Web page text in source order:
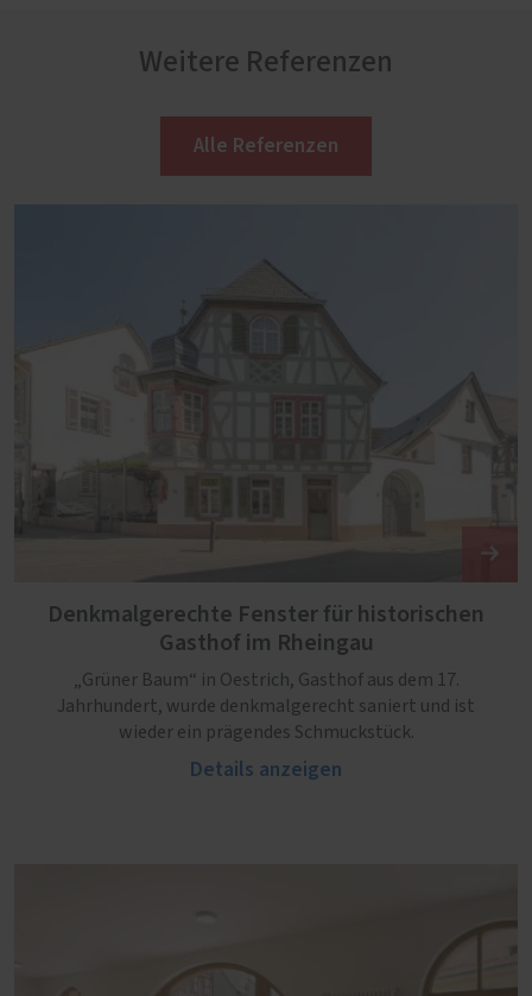
Weitere Referenzen
Alle Referenzen
Denkmalgerechte Fenster für historischen
Gasthof im Rheingau
„Grüner Baum“ in Oestrich, Gasthof aus dem 17.
Jahrhundert, wurde denkmalgerecht saniert und ist
wieder ein prägendes Schmuckstück.
Details anzeigen